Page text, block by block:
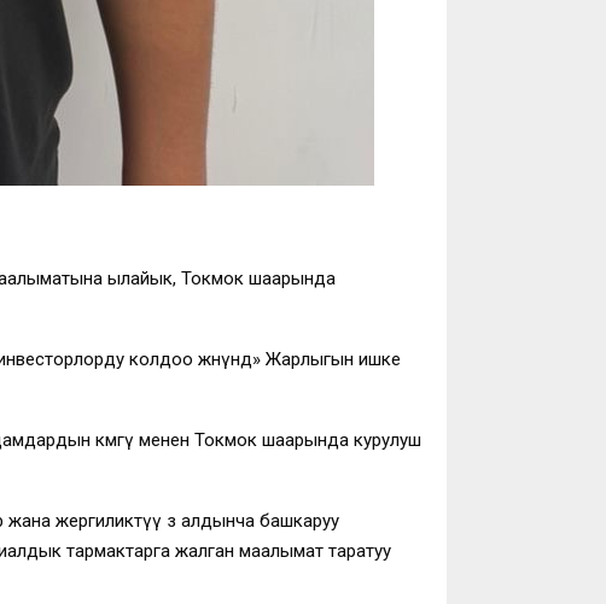
ылайык, Токмок шаарында
колдоо жөнүндө» Жарлыгын ишке
көмөгү менен Токмок шаарында курулуш
жергиликтүү өз алдынча башкаруу
тармактарга жалган маалымат таратуу